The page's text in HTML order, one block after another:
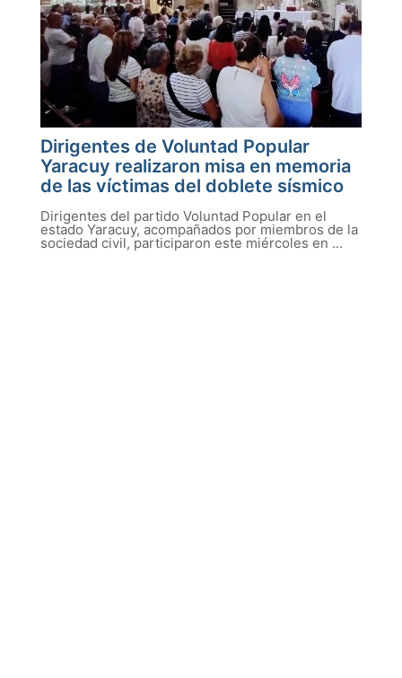
Dirigentes de Voluntad Popular
Yaracuy realizaron misa en memoria
de las víctimas del doblete sísmico
Dirigentes del partido Voluntad Popular en el
estado Yaracuy, acompañados por miembros de la
sociedad civil, participaron este miércoles en ...